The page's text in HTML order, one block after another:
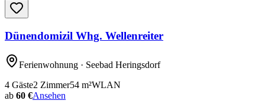
Dünendomizil Whg. Wellenreiter
Ferienwohnung · Seebad Heringsdorf
4 Gäste2 Zimmer54 m²WLAN
ab 60 €Ansehen